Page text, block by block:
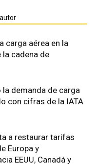
carga aérea en la
cadena de
la demanda de carga
con cifras de la IATA
a restaurar tarifas
Europa y
EEUU, Canadá y